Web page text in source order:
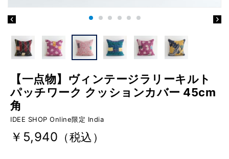
【一点物】ヴィンテージラリーキルト
パッチワーク クッションカバー 45cm
角
IDEE SHOP Online限定 India
￥5,940 （税込）